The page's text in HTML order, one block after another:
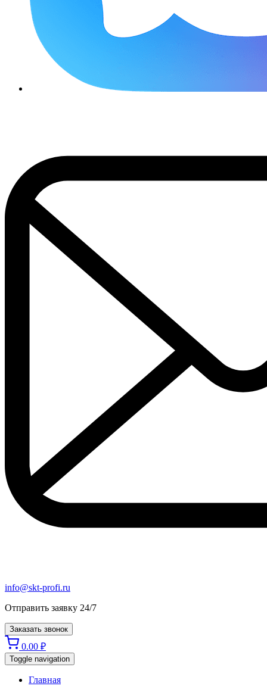
info@skt-profi.ru
Отправить заявку 24/7
Заказать звонок
0.00 ₽
Toggle navigation
Главная